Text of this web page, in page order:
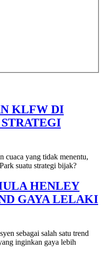
KLFW DI
cuaca yang tidak menentu,
suatu strategi bijak?
HENLEY
GAYA LELAKI
sebagai salah satu trend
inginkan gaya lebih